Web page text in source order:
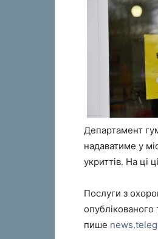
Департамент
надаватиме у
укриттів. На ці
Послуги з
опублікованого
пише